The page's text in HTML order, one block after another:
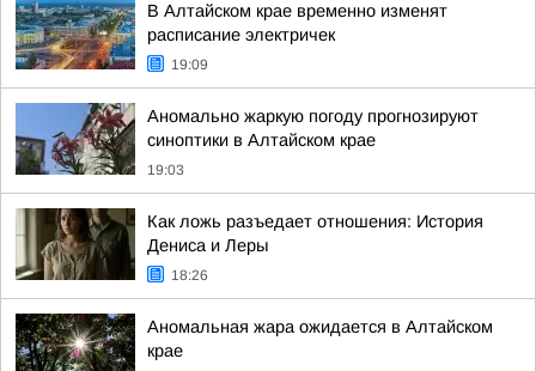
В Алтайском крае временно изменят
расписание электричек
19:09
Аномально жаркую погоду прогнозируют
синоптики в Алтайском крае
19:03
Как ложь разъедает отношения: История
Дениса и Леры
18:26
Аномальная жара ожидается в Алтайском
крае